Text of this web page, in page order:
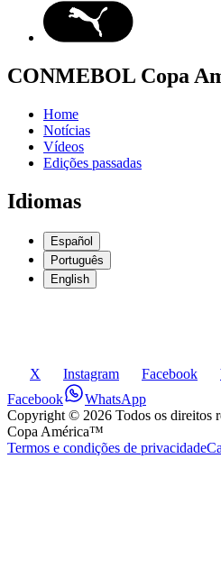
CONMEBOL Copa
Home
Notícias
Vídeos
Edições passadas
Idiomas
Español
Português
English
X Instagram Facebook
Facebook
WhatsApp
Copyright © 2026 Todos os direitos
Copa América™
Termos e condições de privacidade